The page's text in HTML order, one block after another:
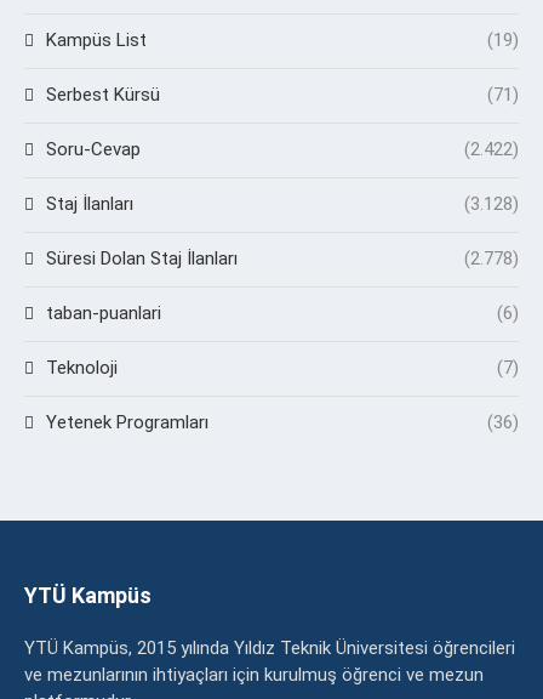
Kampüs List (19)
Serbest Kürsü (71)
Soru-Cevap (2.422)
Staj İlanları (3.128)
Süresi Dolan Staj İlanları (2.778)
taban-puanlari (6)
Teknoloji (7)
Yetenek Programları (36)
YTÜ Kampüs
YTÜ Kampüs, 2015 yılında Yıldız Teknik Üniversitesi öğrencileri
ve mezunlarının ihtiyaçları için kurulmuş öğrenci ve mezun